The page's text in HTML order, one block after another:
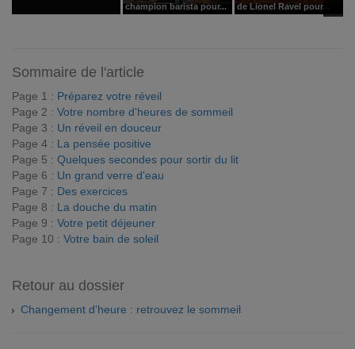
champion barista pour...
de Lionel Ravel pour...
Sommaire de l'article
Page 1 : Préparez votre réveil
Page 2 : Votre nombre d'heures de sommeil
Page 3 : Un réveil en douceur
Page 4 : La pensée positive
Page 5 : Quelques secondes pour sortir du lit
Page 6 : Un grand verre d'eau
Page 7 : Des exercices
Page 8 : La douche du matin
Page 9 : Votre petit déjeuner
Page 10 : Votre bain de soleil
Retour au dossier
Changement d'heure : retrouvez le sommeil